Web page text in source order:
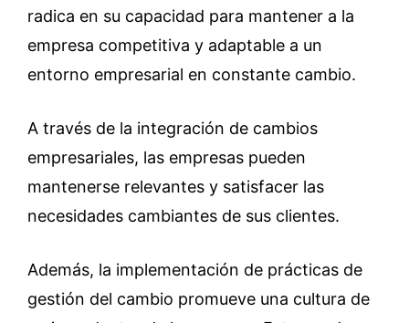
radica en su capacidad para mantener a la
empresa competitiva y adaptable a un
entorno empresarial en constante cambio.
A través de la integración de cambios
empresariales, las empresas pueden
mantenerse relevantes y satisfacer las
necesidades cambiantes de sus clientes.
Además, la implementación de prácticas de
gestión del cambio promueve una cultura de